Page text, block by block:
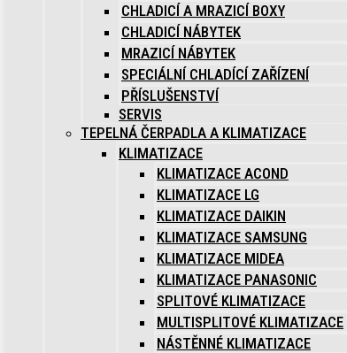
CHLADICÍ A MRAZICÍ BOXY
CHLADICÍ NÁBYTEK
MRAZICÍ NÁBYTEK
SPECIÁLNÍ CHLADÍCÍ ZAŘÍZENÍ
PŘÍSLUŠENSTVÍ
SERVIS
TEPELNÁ ČERPADLA A KLIMATIZACE
KLIMATIZACE
KLIMATIZACE ACOND
KLIMATIZACE LG
KLIMATIZACE DAIKIN
KLIMATIZACE SAMSUNG
KLIMATIZACE MIDEA
KLIMATIZACE PANASONIC
SPLITOVÉ KLIMATIZACE
MULTISPLITOVÉ KLIMATIZACE
NÁSTĚNNÉ KLIMATIZACE